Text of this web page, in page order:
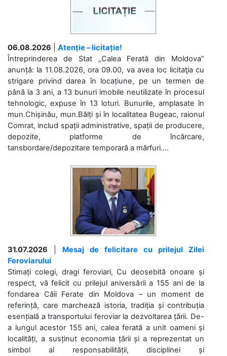
06.08.2026
Atenție – licitație!
Întreprinderea de Stat „Calea Ferată din Moldova”
anunță: la 11.08.2026, ora 09.00, va avea loc licitaţia cu
strigare privind darea în locațiune, pe un termen de
până la 3 ani, a 13 bunuri imobile neutilizate în procesul
tehnologic, expuse în 13 loturi. Bunurile, amplasate în
mun.Chișinău, mun.Bălți și în localitatea Bugeac, raionul
Comrat, includ spații administrative, spații de producere,
depozite, platforme de încărcare,
tansbordare/depozitare temporară a mărfuri....
31.07.2026
Mesaj de felicitare cu prilejul Zilei
Feroviarului
Stimați colegi, dragi feroviari, Cu deosebită onoare și
respect, vă felicit cu prilejul aniversării a 155 ani de la
fondarea Căii Ferate din Moldova – un moment de
referință, care marchează istoria, tradiția și contribuția
esențială a transportului feroviar la dezvoltarea țării. De-
a lungul acestor 155 ani, calea ferată a unit oameni și
localități, a susținut economia țării și a reprezentat un
simbol al responsabilității, disciplinei și